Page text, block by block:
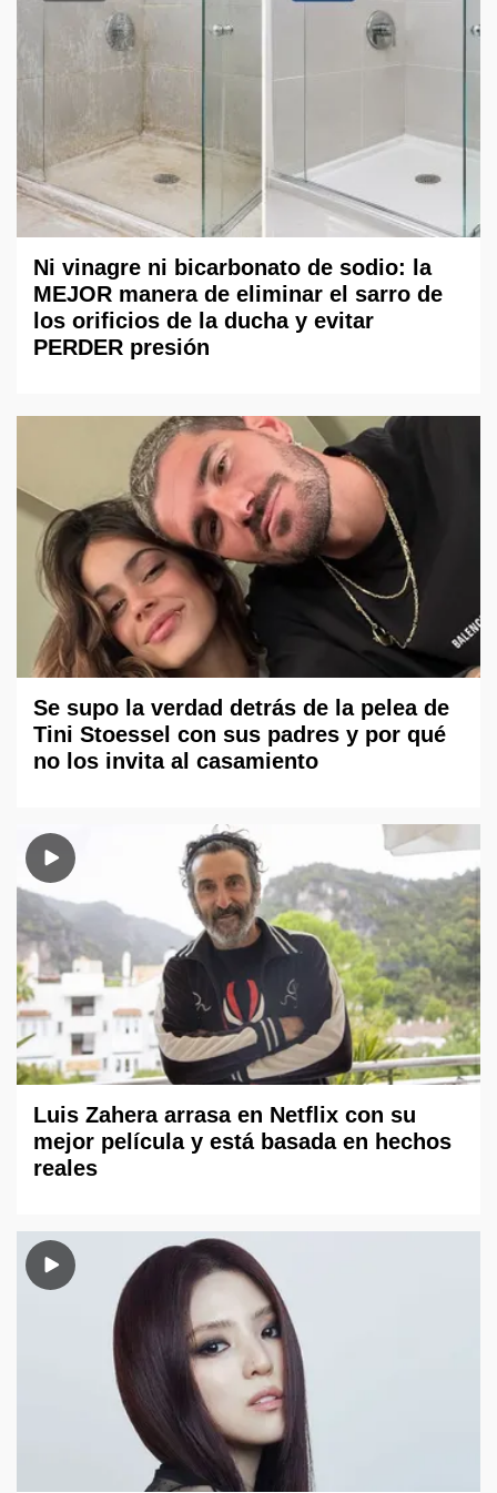
Ni vinagre ni bicarbonato de sodio: la
MEJOR manera de eliminar el sarro de
los orificios de la ducha y evitar
PERDER presión
Se supo la verdad detrás de la pelea de
Tini Stoessel con sus padres y por qué
no los invita al casamiento
Luis Zahera arrasa en Netflix con su
mejor película y está basada en hechos
reales